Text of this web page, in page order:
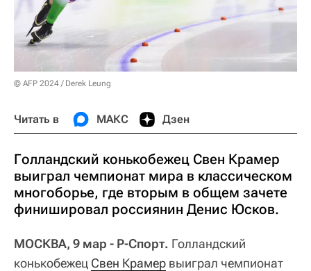
© AFP 2024 / Derek Leung
Читать в МАКС Дзен
Голландский конькобежец Свен Крамер
выиграл чемпионат мира в классическом
многоборье, где вторым в общем зачете
финишировал россиянин Денис Юсков.
МОСКВА, 9 мар - Р-Спорт. Голландский
конькобежец Свен Крамер выиграл чемпионат